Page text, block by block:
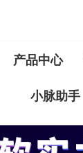
产品中心
小脉助手